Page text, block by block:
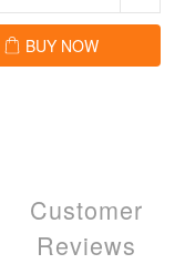
BUY NOW
Customer
Reviews